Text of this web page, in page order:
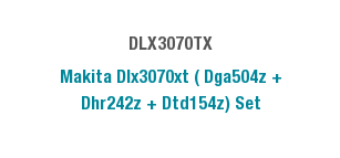
DLX3070TX
Makita Dlx3070xt ( Dga504z +
Dhr242z + Dtd154z) Set